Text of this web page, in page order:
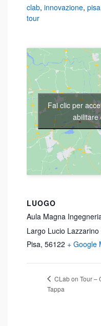
clab, innovazione, pisa
tour
LUOGO
Aula Magna
Largo Lucio Lazzarino
Pisa, 56122 + Google
Fai clic per
abilitare
CLab on Tour –
Tappa